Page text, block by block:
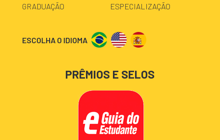
GRADUAÇÃO ESPECIALIZAÇÃO
ESCOLHA O IDIOMA
PRÊMIOS E SELOS